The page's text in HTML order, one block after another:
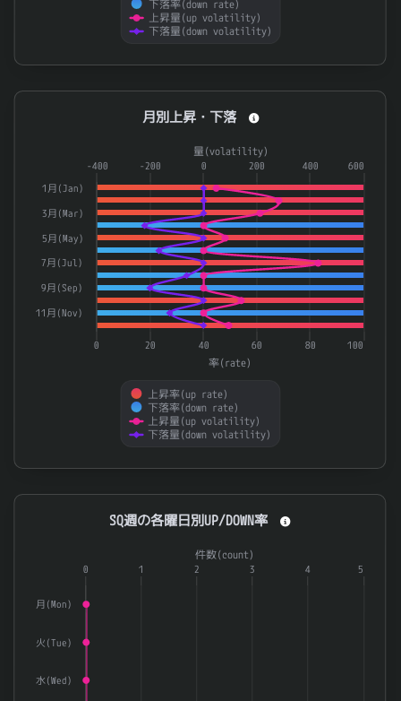
フジ・メディア・ホールディングス
0.578
下落率(down rate)
上昇量(up volatility)
下落量(down volatility)
End of interactive chart.
Combination chart with 4 data series.
The chart has 1 X axis displaying categories.
The chart has 2 Y axes displaying 率(rate) and 量
率(rate)
量(volatility)
上昇率(up rate)
下落率(down rate)
上昇量(up volatility)
下落量(down volatility)
1月(Jan)
3月(Mar)
5月(May)
7月(Jul)
9月(Sep)
11月(Nov)
0 20 40 60 80 100
0 600
-400 -200 200 400
月別上昇・下落
End of interactive chart.
SQ週の各曜日別UP/DOWN率
Combination chart with 3 data series.
The chart has 1 X axis displaying categories.
件数(count)
月(Mon)
火(Tue)
水(Wed)
0 1 2 3 4 5
SQ週の各曜日別UP/DOWN率